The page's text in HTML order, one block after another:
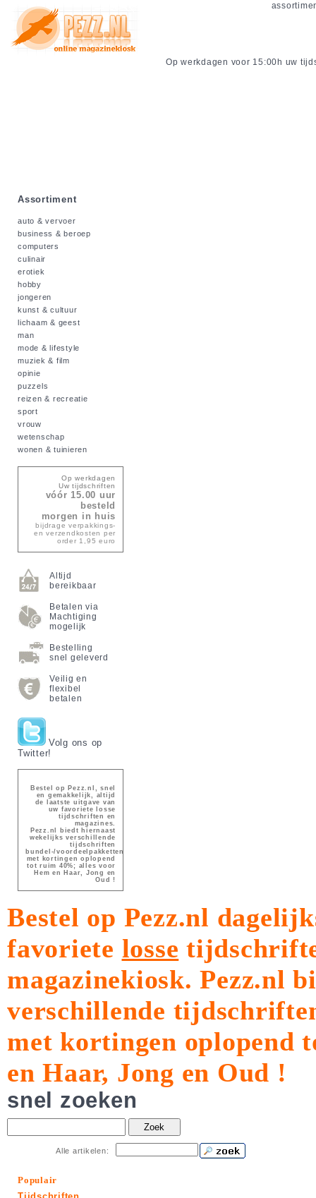
Op werkdagen voor 15:00h uw
Assortiment
auto & vervoer
business & beroep
computers
culinair
erotiek
hobby
jongeren
kunst & cultuur
lichaam & geest
man
mode & lifestyle
muziek & film
opinie
puzzels
reizen & recreatie
sport
vrouw
wetenschap
wonen & tuinieren
Op werkdagen
Uw tijdschriften
vóór 15.00 uur
besteld
morgen in huis
bijdrage verpakkings-
en verzendkosten per
order 1,95 euro
Altijd
bereikbaar
Betalen via
Machtiging
mogelijk
Bestelling
snel geleverd
Veilig en
flexibel
betalen
Volg ons op
Twitter!
Bestel op Pezz.nl, snel
en gemakkelijk, altijd
de laatste uitgave van
uw favoriete losse
tijdschriften en
magazines.
Pezz.nl biedt hiernaast
wekelijks verschillende
tijdschriften
bundel-/voordeelpakketten
met kortingen oplopend
tot ruim 40%; alles voor
Hem en Haar, Jong en
Oud !
Bestel op Pezz.nl
favoriete losse
magazinekiosk.Pezz.nl
verschillende
met kortingen oplopend
en Haar, Jong en Oud !
snel zoeken
Zoek
Alle artikelen:
Populair